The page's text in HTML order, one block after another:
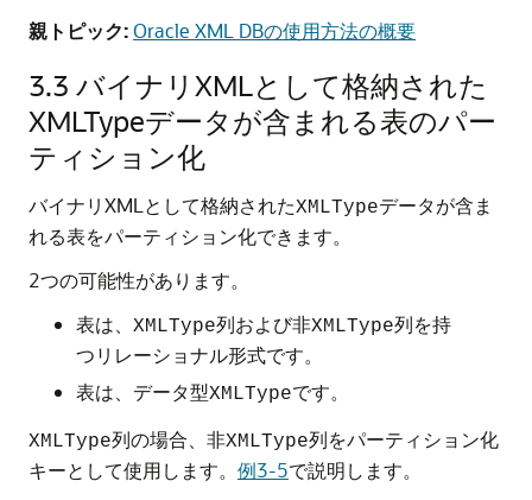
親トピック:Oracle XML DBの使用方法の概要
3.3 バイナリXMLとして格納された
XMLTypeデータが含まれる表のパー
ティション化
バイナリXMLとして格納されたXMLTypeデータが含ま
れる表をパーティション化できます。
2つの可能性があります。
表は、 XMLType列および非XMLType列を持
つリレーショナル形式です。
表は、データ型XMLTypeです。
XMLType列の場合、非XMLType列をパーティション化
キーとして使用します。 例3-5で説明します。